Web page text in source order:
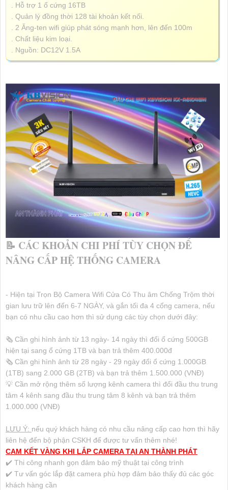
. Hỗ trợ 1 ổ cứng 16TB
. Quản lý đồng thời 128 tài khoản kết nối.
. 2 Ăng-ten wifi giúp phát sóng mạnh hơn, lên đến 100m
. Chất liệu kim loại.
. Nguồn: DC12V 1.5A
📝 CÁC KHOẢN CHI PHÍ TÙY CHỌN ĐỂ
NÂNG CẤP HỆ THỐNG CAMERA
- Hiện tại Trọn Bộ Camera Wifi Cửa Có Thu âm Chống Trộm thời
gian lưu trữ lên đến 6-7 NGÀY, và gắn tối đa 4 cổng camera, nếu
bạn có nhu cầu cao hơn thì sử dụng các tùy chọn dưới đây:
🗞 Cần ghi hình ảnh từ 13 ngày- 14 ngày thì đổi ổ cứng 500GB
hiện tại sang ổ cứng 1TB và bạn trả thêm 400.000đ
🗞 Cần ghi hình ảnh từ 28 ngày - 29 ngày đổi ổ cứng 1.000GB
(1TB) sang 2.000 GB (2TB) và bạn trả thêm 1.500.000 (VNĐ)
💡 Cần mở rộng thêm số lượng kênh camera thì đổi đầu thu trung
tâm 4 kênh sang đầu thu trung tâm 8 kênh và bạn trả thêm
1.000.000 (VNĐ)
LƯU Ý: nếu quý khách hàng có nhu cầu nâng cấp cao hơn thì hãy
liên hệ đến bộ phận CSKH để được tư vấn thêm nhé!
CAM KẾT VÀNG KHI LẮP CAMERA TẠI AN THÀNH PHÁT
✔️ Thi công nhanh gọn đảm bảo mỹ thuật tại công trình
✔️ Tư vấn góc lắp đặt camera phù hợp đảm bảo thấy đủ các góc
khách hàng cần